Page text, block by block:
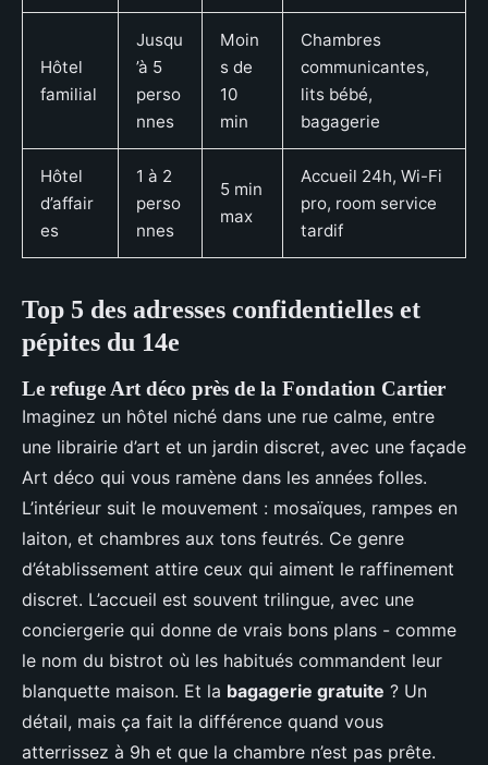
Hôtel
familial
Jusqu
’à 5
perso
nnes
Moin
s de
10
min
Chambres
communicantes,
lits bébé,
bagagerie
Hôtel
d’affair
es
1 à 2
perso
nnes
5 min
max
Accueil 24h, Wi-Fi
pro, room service
tardif
Top 5 des adresses confidentielles et
pépites du 14e
Le refuge Art déco près de la Fondation Cartier
Imaginez un hôtel niché dans une rue calme, entre
une librairie d’art et un jardin discret, avec une façade
Art déco qui vous ramène dans les années folles.
L’intérieur suit le mouvement : mosaïques, rampes en
laiton, et chambres aux tons feutrés. Ce genre
d’établissement attire ceux qui aiment le raffinement
discret. L’accueil est souvent trilingue, avec une
conciergerie qui donne de vrais bons plans - comme
le nom du bistrot où les habitués commandent leur
blanquette maison. Et la bagagerie gratuite ? Un
détail, mais ça fait la différence quand vous
atterrissez à 9h et que la chambre n’est pas prête.